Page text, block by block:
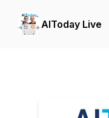
AIToday Live